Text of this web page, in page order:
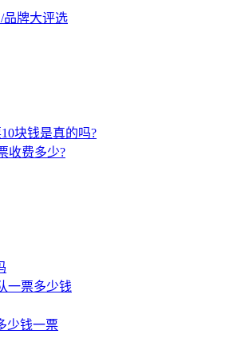
品牌大评选
块钱是真的吗?
收费多少?
一票多少钱
少钱一票